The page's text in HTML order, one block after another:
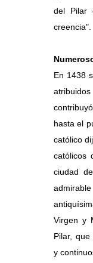
del Pilar
creencia".
En 1438
hasta el
católico
católicos
ciudad
Virgen y
Pilar,
y